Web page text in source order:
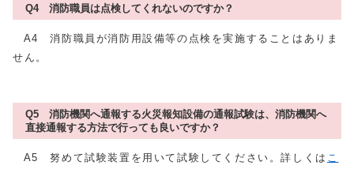
Q4 消防職員は点検してくれないのですか？
A4 消防職員が消防用設備等の点検を実施することはありま
せん。
Q5 消防機関へ通報する火災報知設備の通報試験は、消防機関へ
直接通報する方法で行っても良いですか？
A5 努めて試験装置を用いて試験してください。詳しくは こ